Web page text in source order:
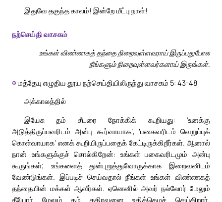
இதுவே தகுந்த காலம்! இன்றே மீட்பு நாள்!
நற்செய்தி வாசகம்
உங்கள் விண்ணகத் தந்தை நிறைவுள்ளவராய் இருப்பதுபோல
நீங்களும் நிறைவுள்ளவர்களாய் இருங்கள்.
✠மத்தேயு எழுதிய தூய நற்செய்தியிலிருந்து வாசகம் 5: 43-48
அக்காலத்தில்
இயேசு தம் சீடரை நோக்கிக் கூறியது: ‘உனக்கு
அடுத்திருப்பவரிடம் அன்பு கூர்வாயாக’, ‘பகைவரிடம் வெறுப்புக்
கொள்வாயாக’ எனக் கூறியிருப்பதைக் கேட்டிருக்கிறீர்கள். ஆனால்
நான் உங்களுக்குச் சொல்கிறேன்: உங்கள் பகைவரிடமும் அன்பு
கூருங்கள்; உங்களைத் துன்புறுத்துவோருக்காக இறைவனிடம்
வேண்டுங்கள். இப்படிச் செய்வதால் நீங்கள் உங்கள் விண்ணகத்
தந்தையின் மக்கள் ஆவீர்கள். ஏனெனில் அவர் நல்லோர் மேலும்
தீயோர் மேலும் தம் கதிரவனை உதித்தெழச் செய்கிறார்.